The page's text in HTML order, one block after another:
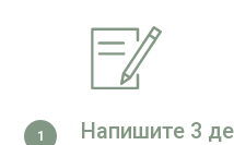
Напишите 3